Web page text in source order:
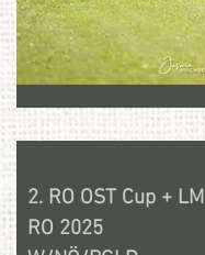
2. RO OST Cup + LM
RO 2025